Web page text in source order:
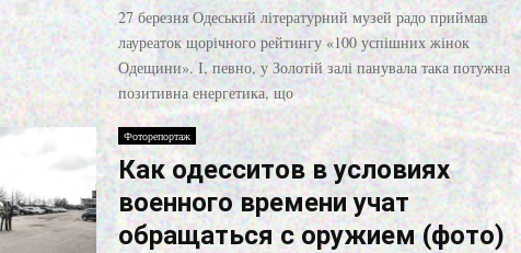
27 березня Одеський літературний музей радо приймав
лауреаток щорічного рейтингу «100 успішних жінок
Одещини». І, певно, у Золотій залі панувала така потужна
позитивна енергетика, що
Фоторепортаж
Как одесситов в условиях
военного времени учат
обращаться с оружием (фото)